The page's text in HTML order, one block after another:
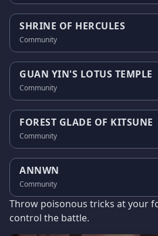
SHRINE OF HERCULES
Community
GUAN YIN'S LOTUS TEMPLE
Community
FOREST GLADE OF KITSUNE
Community
ANNWN
Community
Throw poisonous tricks at your
control the battle.